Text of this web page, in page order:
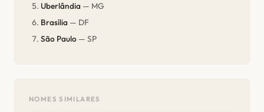
Uberlândia — MG
Brasília — DF
São Paulo — SP
NOMES SIMILARES